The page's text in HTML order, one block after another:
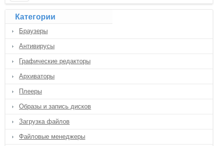
Категории
Браузеры
Антивирусы
Графические редакторы
Архиваторы
Плееры
Образы и запись дисков
Загрузка файлов
Файловые менеджеры